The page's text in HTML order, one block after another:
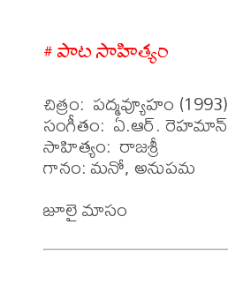
# పాట సాహిత్యం
చిత్రం:  పద్మవ్యూహం (1993)
సంగీతం:  ఏ.ఆర్. రెహమాన్
సాహిత్యం:  రాజశ్రీ
గానం: మనో, అనుపమ